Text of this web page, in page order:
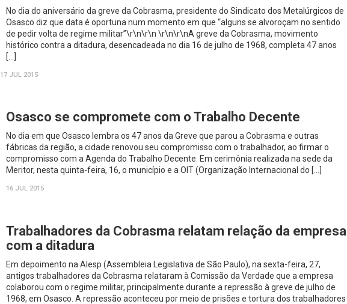
No dia do aniversário da greve da Cobrasma, presidente do Sindicato dos Metalúrgicos de
Osasco diz que data é oportuna num momento em que “alguns se alvoroçam no sentido
de pedir volta de regime militar”\r\n\r\n \r\n\r\nA greve da Cobrasma, movimento
histórico contra a ditadura, desencadeada no dia 16 de julho de 1968, completa 47 anos
[…]
17 JUL 2015
Osasco se compromete com o Trabalho Decente
No dia em que Osasco lembra os 47 anos da Greve que parou a Cobrasma e outras
fábricas da região, a cidade renovou seu compromisso com o trabalhador, ao firmar o
compromisso com a Agenda do Trabalho Decente. Em cerimônia realizada na sede da
Meritor, nesta quinta-feira, 16, o município e a OIT (Organização Internacional do […]
16 JUL 2015
Trabalhadores da Cobrasma relatam relação da empresa
com a ditadura
Em depoimento na Alesp (Assembleia Legislativa de São Paulo), na sexta-feira, 27,
antigos trabalhadores da Cobrasma relataram à Comissão da Verdade que a empresa
colaborou com o regime militar, principalmente durante a repressão à greve de julho de
1968, em Osasco. A repressão aconteceu por meio de prisões e tortura dos trabalhadores